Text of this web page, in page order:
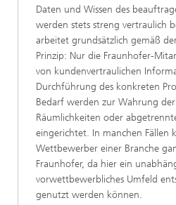
Daten und Wissen des
werden stets streng vertraulich
arbeitet grundsätzlich gemäß
Prinzip: Nur die Fraunhofer-
von kundenvertraulichen
Durchführung des konkreten
Bedarf werden zur Wahrung
Räumlichkeiten oder
eingerichtet. In manchen Fällen
Wettbewerber einer Branche
Fraunhofer, da hier ein
vorwettbewerbliches Umfeld
genutzt werden können.